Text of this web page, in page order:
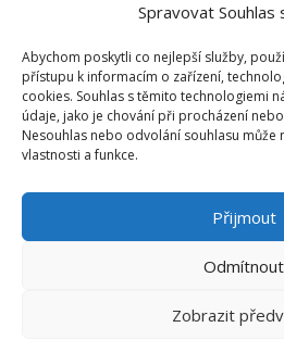
Spravovat Souhlas
Abychom poskytli co nejlepší služby,
přístupu k informacím o zařízení,
cookies. Souhlas s těmito technologiemi
údaje, jako je chování při procházení
Nesouhlas nebo odvolání souhlasu může
vlastnosti a funkce.
Přijmout
Odmítnout
Zobrazit
Archivy
Archivy
PROHLÁŠENÍ O NAKLÁDÁNÍ S
ZÁSADY